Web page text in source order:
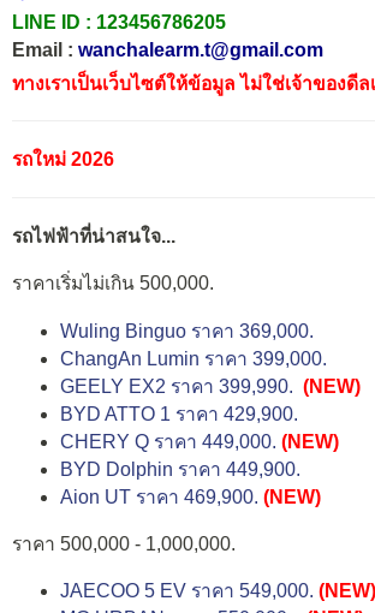
LINE ID : 123456786205
Email : wanchalearm.t@gmail.com
ทางเราเป็นเว็บไซต์ให้ข้อมูล ไม่ใช่เจ้าของดีล
รถใหม่ 2026
รถไฟฟ้าที่น่าสนใจ...
ราคาเริ่มไม่เกิน 500,000.
Wuling Binguo ราคา 369,000.
ChangAn Lumin ราคา 399,000.
GEELY EX2 ราคา 399,990. (NEW)
BYD ATTO 1 ราคา 429,900.
CHERY Q ราคา 449,000. (NEW)
BYD Dolphin ราคา 449,900.
Aion UT ราคา 469,900. (NEW)
ราคา 500,000 - 1,000,000.
JAECOO 5 EV ราคา 549,000. (NEW)